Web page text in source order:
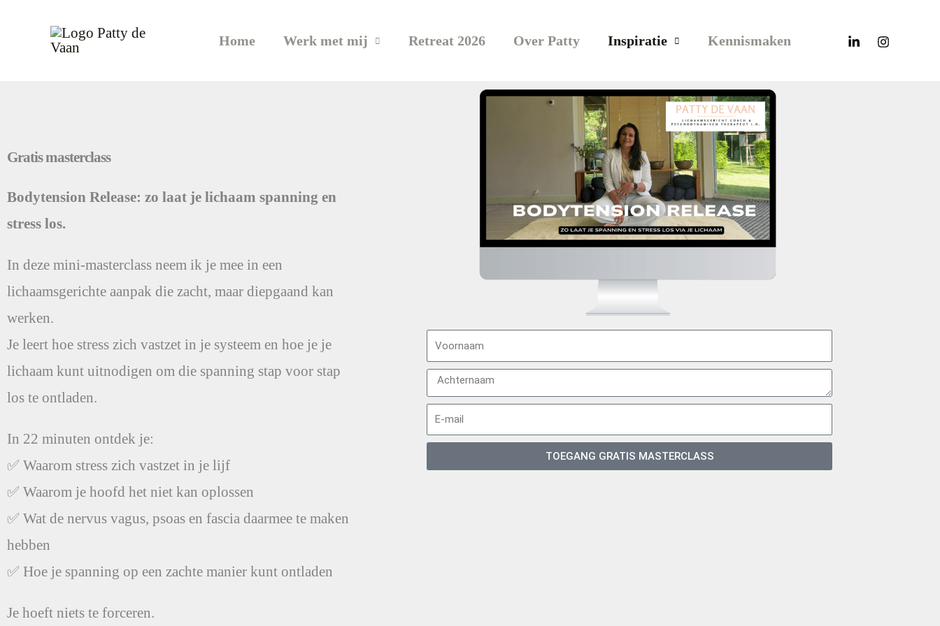
Home Werk met mij Retreat 2026 Over Patty Inspiratie Kennismaken
Gratis masterclass
Bodytension Release: zo laat je lichaam spanning en
stress los.
In deze mini-masterclass neem ik je mee in een
lichaamsgerichte aanpak die zacht, maar diepgaand kan
werken.
Je leert hoe stress zich vastzet in je systeem en hoe je je
lichaam kunt uitnodigen om die spanning stap voor stap
los te ontladen.
In 22 minuten ontdek je:
✅ Waarom stress zich vastzet in je lijf
✅ Waarom je hoofd het niet kan oplossen
✅ Wat de nervus vagus, psoas en fascia daarmee te maken
hebben
✅ Hoe je spanning op een zachte manier kunt ontladen
Je hoeft niets te forceren.
TOEGANG GRATIS MASTERCLASS